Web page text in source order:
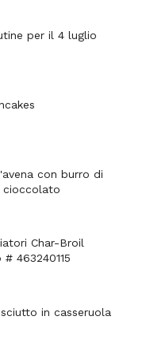
per il 4 luglio
con burro di
cioccolato
Char-Broil
463240115
in casseruola